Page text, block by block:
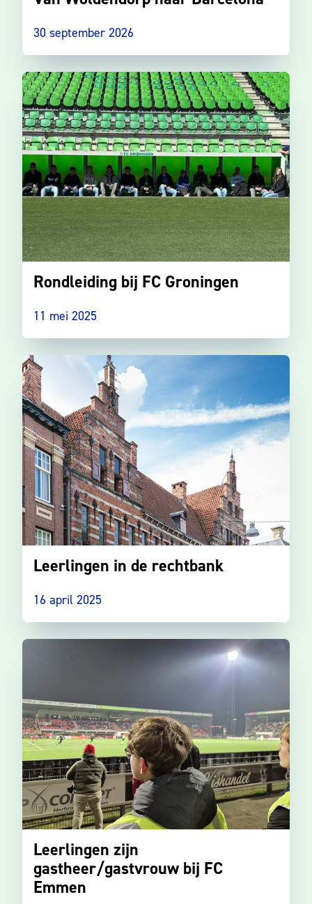
30 september 2026
Rondleiding bij FC Groningen
11 mei 2025
Leerlingen in de rechtbank
16 april 2025
Leerlingen zijn
gastheer/gastvrouw bij FC
Emmen